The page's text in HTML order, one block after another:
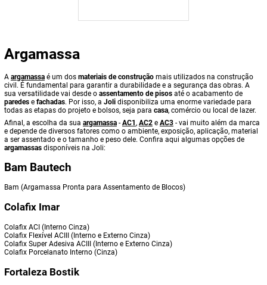
Argamassa
A argamassa é um dos materiais de construção mais utilizados na construção
civil. É fundamental para garantir a durabilidade e a segurança das obras. A
sua versatilidade vai desde o assentamento de pisos até o acabamento de
paredes e fachadas. Por isso, a Joli disponibiliza uma enorme variedade para
todas as etapas do projeto e bolsos, seja para casa, comércio ou local de lazer.
Afinal, a escolha da sua argamassa - AC1 , AC2 e AC3 - vai muito além da marca
e depende de diversos fatores como o ambiente, exposição, aplicação, material
a ser assentado e o tamanho e peso dele. Confira aqui algumas opções de
argamassas disponíveis na Joli:
Bam Bautech
Bam (Argamassa Pronta para Assentamento de Blocos)
Colafix Imar
Colafix ACI (Interno Cinza)
Colafix Flexível ACIII (Interno e Externo Cinza)
Colafix Super Adesiva ACIII (Interno e Externo Cinza)
Colafix Porcelanato Interno (Cinza)
Fortaleza Bostik